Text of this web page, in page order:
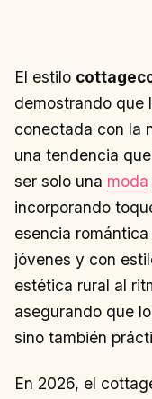
El estilo
demostrando que
conectada con la
una tendencia
ser solo una moda
incorporando
esencia
jóvenes y con
estética rural al
asegurando que
sino también
En 2026, el